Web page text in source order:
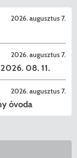
2026. augusztus 7.
2026. augusztus 7.
08. 11.
2026. augusztus 7.
óvoda